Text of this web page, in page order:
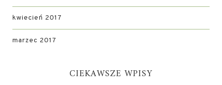
kwiecień 2017
marzec 2017
CIEKAWSZE WPISY